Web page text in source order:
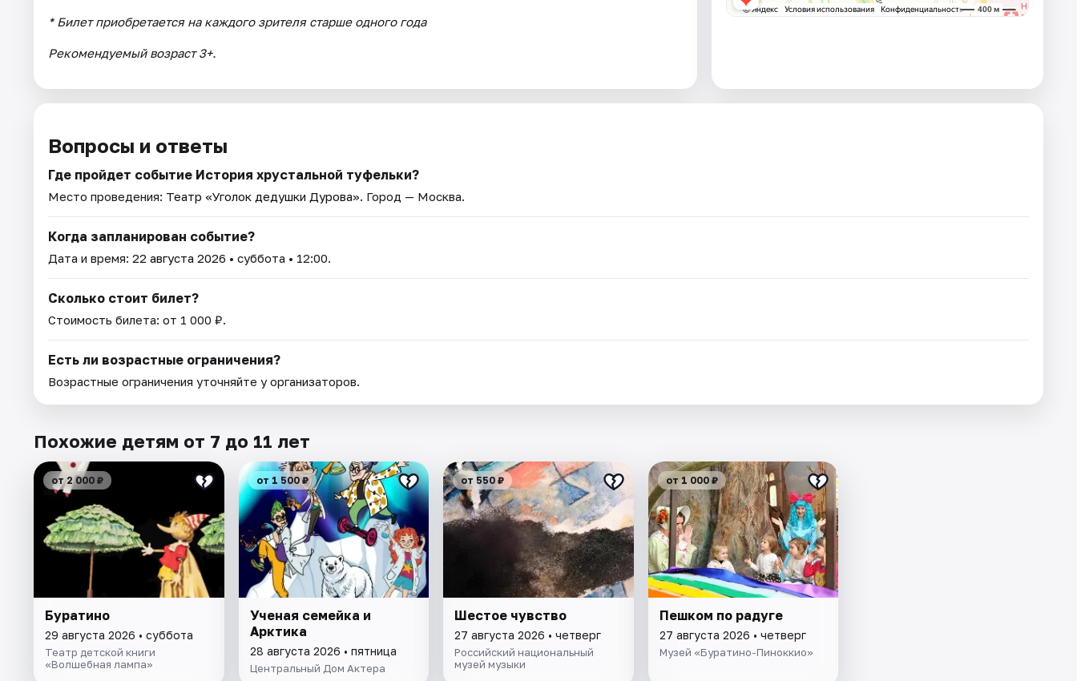
* Билет приобретается на каждого зрителя старше одного года
Рекомендуемый возраст 3+.
Вопросы и ответы
Где пройдет событие История хрустальной туфельки?
Место проведения: Театр «Уголок дедушки Дурова». Город — Москва.
Когда запланирован событие?
Дата и время: 22 августа 2026 • суббота • 12:00.
Сколько стоит билет?
Стоимость билета: от 1 000 ₽.
Есть ли возрастные ограничения?
Возрастные ограничения уточняйте у организаторов.
Похожие детям от 7 до 11 лет
от 2 000 ₽
Буратино
29 августа 2026 • суббота
Театр детской книги
«Волшебная лампа»
от 1 500 ₽
Ученая семейка и
Арктика
28 августа 2026 • пятница
Центральный Дом Актера
от 550 ₽
Шестое чувство
27 августа 2026 • четверг
Российский национальный
музей музыки
от 1 000 ₽
Пешком по радуге
27 августа 2026 • четверг
Музей «Буратино-Пиноккио»